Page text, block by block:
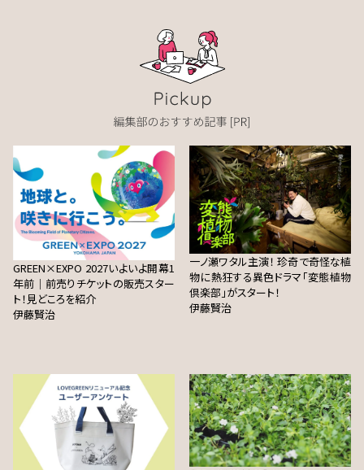
GREEN×EXPO 2027いよいよ開幕1
年前｜前売りチケットの販売スター
ト！見どころを紹介
伊藤賢治
一ノ瀬ワタル主演！ 珍奇で奇怪な植
物に熱狂する異色ドラマ「変態植物
倶楽部」がスタート！
伊藤賢治